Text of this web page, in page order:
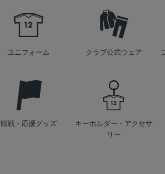
ユニフォーム クラブ公式ウェア
観戦・応援グッズ
キーホルダー・アクセサ
リー